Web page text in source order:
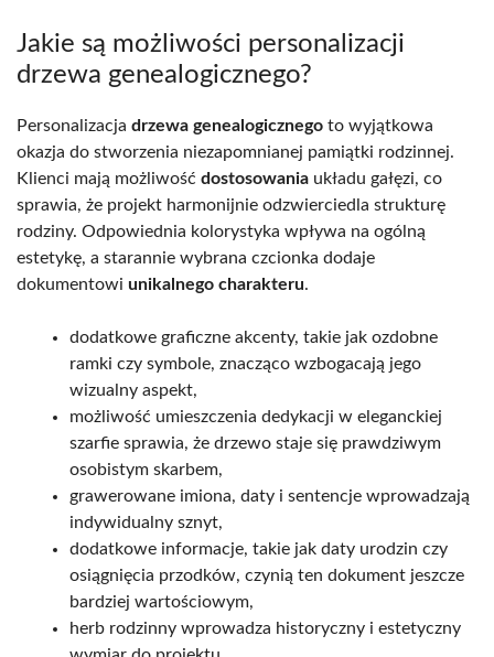
Jakie są możliwości personalizacji
drzewa genealogicznego?
Personalizacja drzewa genealogicznego to wyjątkowa
okazja do stworzenia niezapomnianej pamiątki rodzinnej.
Klienci mają możliwość dostosowania układu gałęzi, co
sprawia, że projekt harmonijnie odzwierciedla strukturę
rodziny. Odpowiednia kolorystyka wpływa na ogólną
estetykę, a starannie wybrana czcionka dodaje
dokumentowi unikalnego charakteru.
dodatkowe graficzne akcenty, takie jak ozdobne
ramki czy symbole, znacząco wzbogacają jego
wizualny aspekt,
możliwość umieszczenia dedykacji w eleganckiej
szarfie sprawia, że drzewo staje się prawdziwym
osobistym skarbem,
grawerowane imiona, daty i sentencje wprowadzają
indywidualny sznyt,
dodatkowe informacje, takie jak daty urodzin czy
osiągnięcia przodków, czynią ten dokument jeszcze
bardziej wartościowym,
herb rodzinny wprowadza historyczny i estetyczny